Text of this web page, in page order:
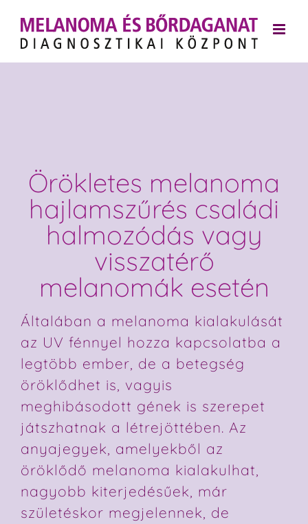
Örökletes melanoma
hajlamszűrés családi
halmozódás vagy
visszatérő
melanomák esetén
Általában a melanoma kialakulását
az UV fénnyel hozza kapcsolatba a
legtöbb ember, de a betegség
öröklődhet is, vagyis
meghibásodott gének is szerepet
játszhatnak a létrejöttében. Az
anyajegyek, amelyekből az
öröklődő melanoma kialakulhat,
nagyobb kiterjedésűek, már
születéskor megjelennek, de